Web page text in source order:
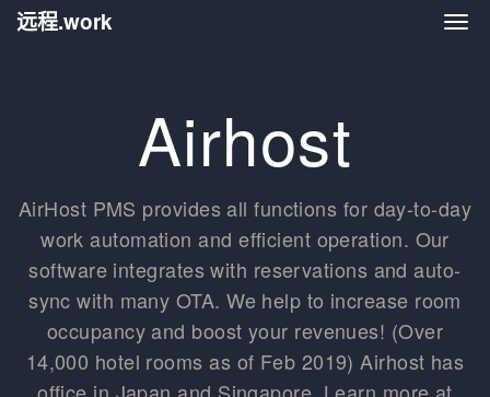
远
远程.work
Airhost
AirHost PMS provides all functions for day-to-day
work automation and efficient operation. Our
software integrates with reservations and auto-
sync with many OTA. We help to increase room
occupancy and boost your revenues! (Over
14,000 hotel rooms as of Feb 2019) Airhost has